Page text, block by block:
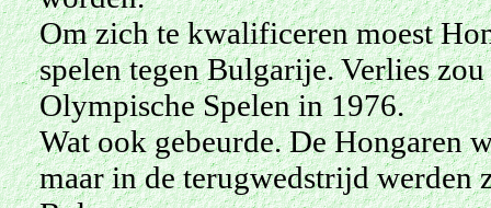
Om zich te kwalificeren moest
spelen tegen Bulgarije. Verlies
Olympische Spelen in 1976.
Wat ook gebeurde. De Hongaren
maar in de terugwedstrijd werden